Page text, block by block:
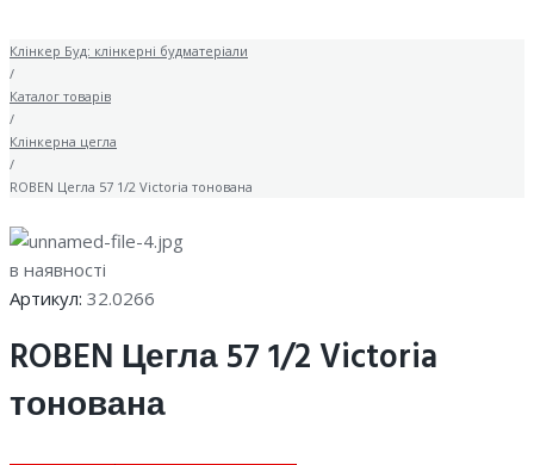
Клінкер Буд: клінкерні будматеріали
/
Каталог товарів
/
Клінкерна цегла
/
ROBEN Цегла 57 1/2 Victoria тонована
в наявності
Артикул: 32.0266
ROBEN Цегла 57 1/2 Victoria
тонована